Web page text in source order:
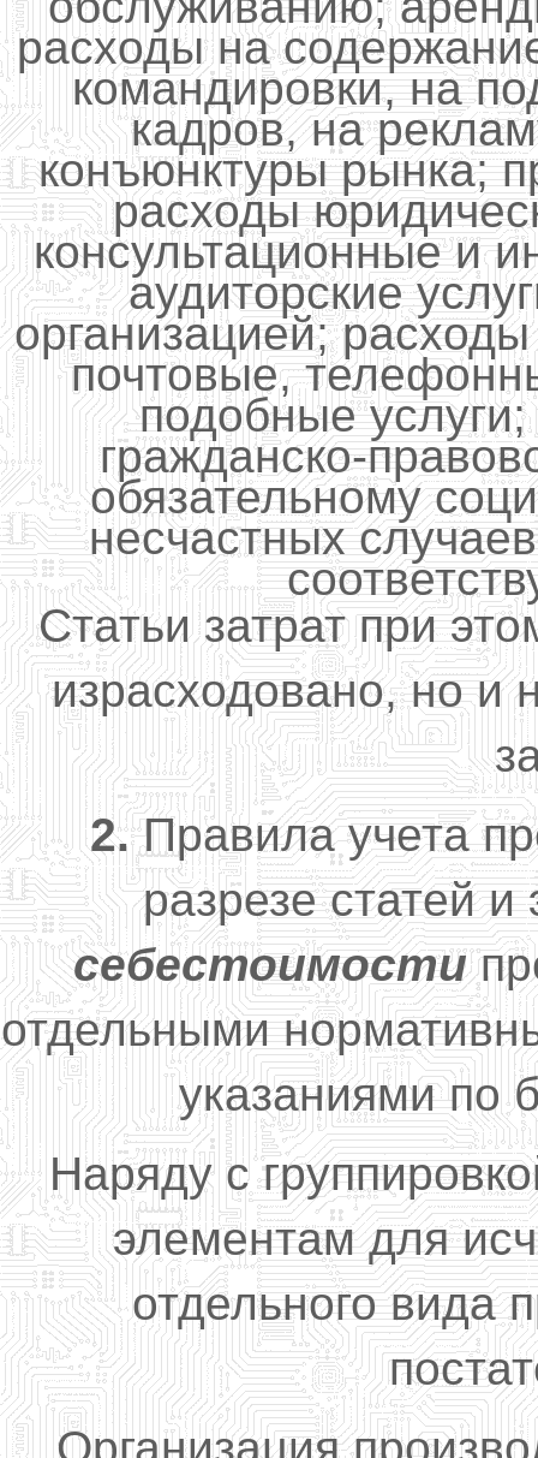
расходы на
командировки, на
кадров, на
конъюнктуры рынка;
расходы
консультационные и
аудиторские
организацией;
почтовые,
подобные
гражданско-
обязательному
несчастных
Статьи затрат при
израсходовано, но и
2.Правила учета
разрезе статей
себестоимости
отдельными
указаниями по
Наряду с
элементам для
отдельного вида